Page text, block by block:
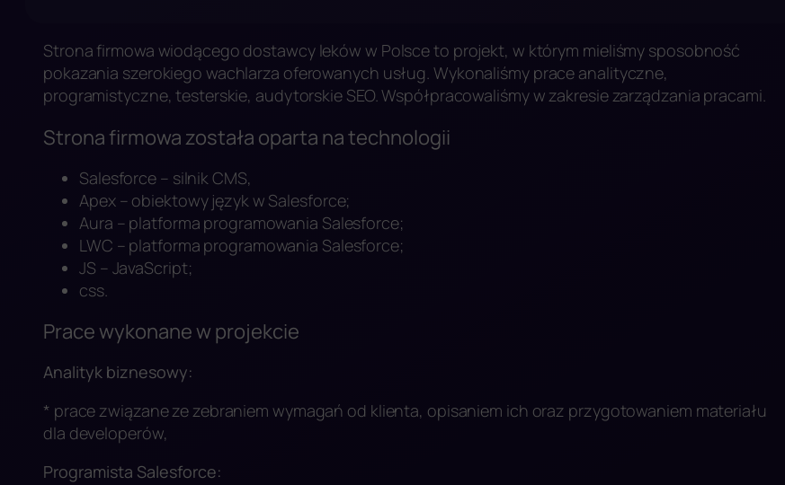
Strona firmowa wiodącego dostawcy leków w Polsce to projekt, w którym mieliśmy sposobność
pokazania szerokiego wachlarza oferowanych usług. Wykonaliśmy prace analityczne,
programistyczne, testerskie, audytorskie SEO. Współpracowaliśmy w zakresie zarządzania pracami.
Strona firmowa została oparta na technologii
Salesforce – silnik CMS,
Apex – obiektowy język w Salesforce;
Aura – platforma programowania Salesforce;
LWC – platforma programowania Salesforce;
JS – JavaScript;
css.
Prace wykonane w projekcie
Analityk biznesowy:
* prace związane ze zebraniem wymagań od klienta, opisaniem ich oraz przygotowaniem materiału
dla developerów,
Programista Salesforce: